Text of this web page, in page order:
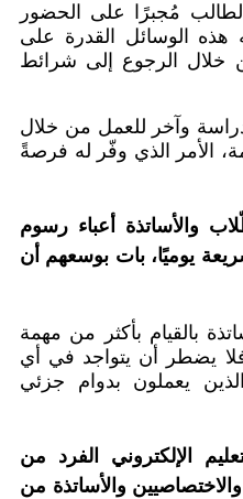
مُجبرًا على الحضور
الوسائل القدرة على
خلال الرجوع إلى شرائط
وآخر للعمل من خلال
الأمر الذي وفّر له فرصةً
والأساتذة أعباء رسوم
يوميًا، بات بوسعهم أن
بالقيام بأكثر من مهمة
يضطر أن يتواجد في أي
يعملون بدوام جزئي
الإلكتروني الفرد من
والأساتذة من